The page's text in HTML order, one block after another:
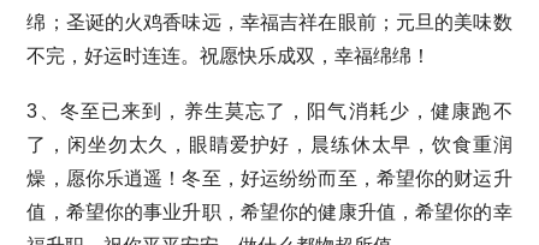
绵；圣诞的火鸡香味远，幸福吉祥在眼前；元旦的美味数
不完，好运时连连。祝愿快乐成双，幸福绵绵！
3、冬至已来到，养生莫忘了，阳气消耗少，健康跑不
了，闲坐勿太久，眼睛爱护好，晨练休太早，饮食重润
燥，愿你乐逍遥！冬至，好运纷纷而至，希望你的财运升
值，希望你的事业升职，希望你的健康升值，希望你的幸